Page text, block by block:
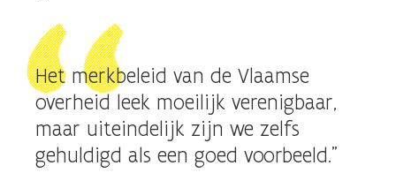
Het merkbeleid van de Vlaamse
overheid leek moeilijk verenigbaar,
maar uiteindelijk zijn we zelfs
gehuldigd als een goed voorbeeld."